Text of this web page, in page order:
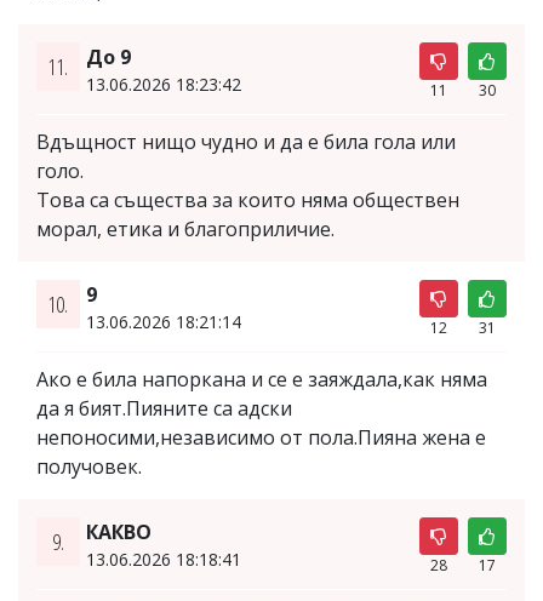
11. До 9
13.06.2026 18:23:42 11 30
Вдъщност нищо чудно и да е била гола или
голо.
Това са същества за които няма обществен
морал, етика и благоприличие.
10. 9
13.06.2026 18:21:14 12 31
Ако е била напоркана и се е заяждала,как няма
да я бият.Пияните са адски
непоносими,независимо от пола.Пияна жена е
получовек.
9. КАКВО
13.06.2026 18:18:41 28 17